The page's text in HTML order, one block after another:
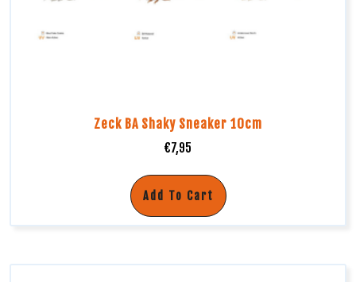
Zeck BA Shaky Sneaker 10cm
€7,95
Add To Cart